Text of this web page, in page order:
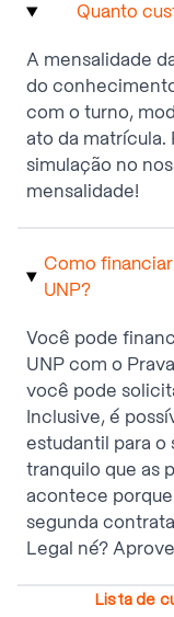
Quanto
A mensalidade
do
com o turno,
ato da matrícula.
simulação no
mensalidade!
Como
UNP?
Você pode
UNP com o
você pode
Inclusive, é
estudantil para o
tranquilo que as
acontece
segunda
Legal né?
Lista de